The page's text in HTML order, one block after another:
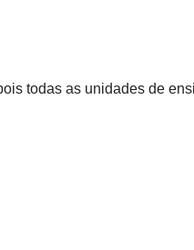
todas as unidades de